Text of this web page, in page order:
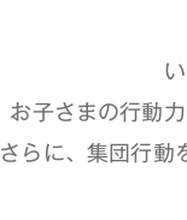
お子さまの行動
さらに、集団行動